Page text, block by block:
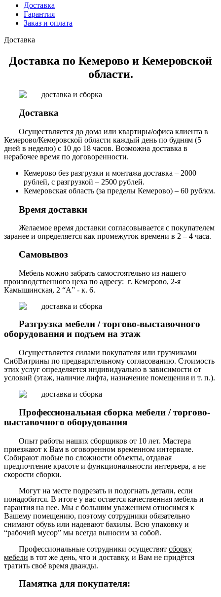
Доставка
Гарантия
Заказ и оплата
Доставка
Доставка по Кемерово и Кемеровской
области.
Доставка
Осуществляется до дома или квартиры/офиса клиента в
Кемерово/Кемеровской области каждый день по будням (5
дней в неделю) с 10 до 18 часов. Возможна доставка в
нерабочее время по договоренности.
Кемерово без разгрузки и монтажа доставка – 2000
рублей, с разгрузкой – 2500 рублей.
Кемеровская область (за пределы Кемерово) – 60 руб/км.
Время доставки
Желаемое время доставки согласовывается с покупателем
заранее и определяется как промежуток времени в 2 – 4 часа.
Самовывоз
Мебель можно забрать самостоятельно из нашего
производственного цеха по адресу: г. Кемерово, 2-я
Камышинская, 2 “А” - к. 6.
Разгрузка мебели / торгово-выставочного
оборудования и подъем на этаж
Осуществляется силами покупателя или грузчиками
СибВитрины по предварительному согласованию. Стоимость
этих услуг определяется индивидуально в зависимости от
условий (этаж, наличие лифта, назначение помещения и т. п.).
Профессиональная сборка мебели / торгово-
выставочного оборудования
Опыт работы наших сборщиков от 10 лет. Мастера
приезжают к Вам в оговоренном временном интервале.
Собирают любые по сложности объекты, отдавая
предпочтение красоте и функциональности интерьера, а не
скорости сборки.
Могут на месте подрезать и подогнать детали, если
понадобится. В итоге у вас остается качественная мебель и
гарантия на нее. Мы с большим уважением относимся к
Вашему помещению, поэтому сотрудники обязательно
снимают обувь или надевают бахилы. Всю упаковку и
“рабочий мусор” мы всегда выносим за собой.
Профессиональные сотрудники осуществят сборку
мебели в тот же день, что и доставку, и Вам не придётся
тратить своё время дважды.
Памятка для покупателя: